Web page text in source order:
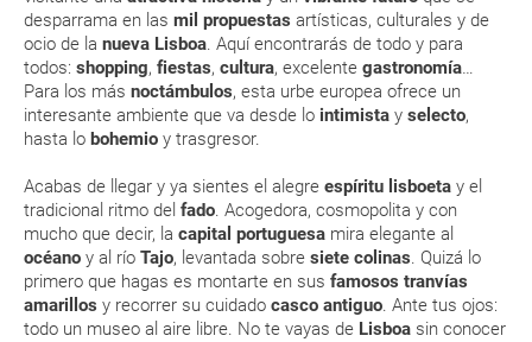
desparrama en las mil propuestas artísticas, culturales y de
ocio de la nueva Lisboa . Aquí encontrarás de todo y para
todos: shopping, fiestas, cultura, excelente gastronomía
Para los más noctámbulos, esta urbe europea ofrece un
interesante ambiente que va desde lo intimista y selecto,
hasta lo bohemio y trasgresor.
Acabas de llegar y ya sientes el alegre espíritu lisboeta y el
tradicional ritmo del fado . Acogedora, cosmopolita y con
mucho que decir, la capital portuguesa mira elegante al
océano y al río Tajo, levantada sobre siete colinas . Quizá lo
primero que hagas es montarte en sus famosos tranvías
amarillos y recorrer su cuidado casco antiguo . Ante tus ojos:
todo un museo al aire libre. No te vayas de Lisboa sin conocer
Esta documentación te será requerida en el mostrador de la compañía
aérea a la hora de realizar el check-in el día de la salida.
MODIFICACIÓN ó CANCELACIÓN ¿Puedo anular o
modificar una reserva del viaje? ¿Qué gastos puede
¿Qué caducidad debe tener mi pasaporte para ir
a...?
¿Con cuánta antelación tengo que estar en el